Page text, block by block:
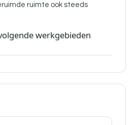
ruimte ook steeds
werkgebieden